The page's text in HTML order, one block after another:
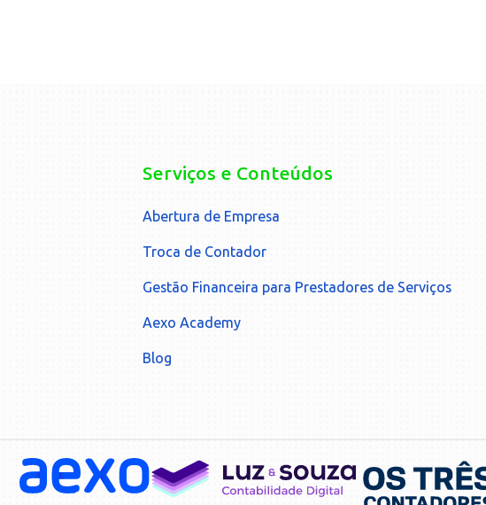
Serviços e Conteúdos
Abertura de Empresa
Troca de Contador
Gestão Financeira para Prestadores de Serviços
Aexo Academy
Blog